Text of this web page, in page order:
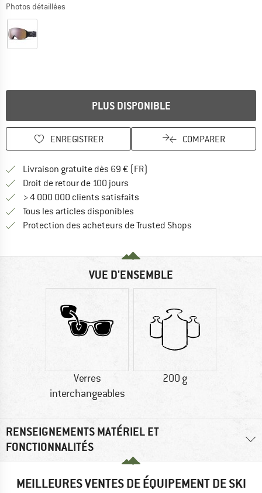
Photos détaillées
PLUS DISPONIBLE
ENREGISTRER COMPARER
Livraison gratuite dès 69 € (FR)
Droit de retour de 100 jours
> 4 000 000 clients satisfaits
Tous les articles disponibles
Protection des acheteurs de Trusted Shops
VUE D'ENSEMBLE
Verres
interchangeables
200 g
RENSEIGNEMENTS MATÉRIEL ET
FONCTIONNALITÉS
MEILLEURES VENTES DE ÉQUIPEMENT DE SKI